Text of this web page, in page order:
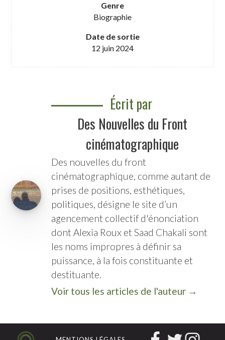
Genre
Biographie
Date de sortie
12 juin 2024
Écrit par
Des Nouvelles du Front
cinématographique
Des nouvelles du front
cinématographique, comme autant de
prises de positions, esthétiques,
politiques, désigne le site d’un
agencement collectif d'énonciation
dont Alexia Roux et Saad Chakali sont
les noms impropres à définir sa
puissance, à la fois constituante et
destituante.
Voir tous les articles de l'auteur →